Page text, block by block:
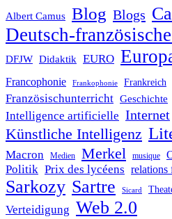
Albert Camus Blog Blogs
Deutsch-
DFJW Didaktik EURO
Francophonie Frankophonie Frankreich
Französischunterricht Geschichte
Intelligence artificielle Internet
Künstliche Intelligenz
Macron Medien Merkel musique
Politik Prix des lycéens relations
Sarkozy Sartre Sicard
Verteidigung Web 2.0